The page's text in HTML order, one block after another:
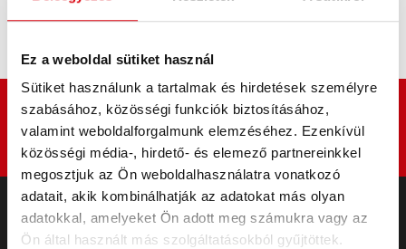
Ez a weboldal sütiket használ
Sütiket használunk a tartalmak és hirdetések személyre
szabásához, közösségi funkciók biztosításához,
valamint weboldalforgalmunk elemzéséhez. Ezenkívül
közösségi média-, hirdető- és elemező partnereinkkel
megosztjuk az Ön weboldalhasználatra vonatkozó
adatait, akik kombinálhatják az adatokat más olyan
adatokkal, amelyeket Ön adott meg számukra vagy az
Ön által használt más szolgáltatásokból gyűjtöttek.
CSF
TERMÉKEK